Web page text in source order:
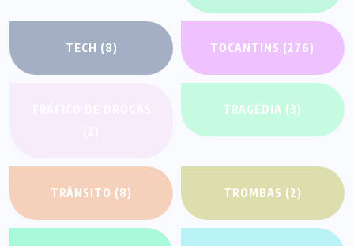
TECH (8) TOCANTINS (276)
TRAGÉDIA (3)
TRÂNSITO (8) TROMBAS (2)